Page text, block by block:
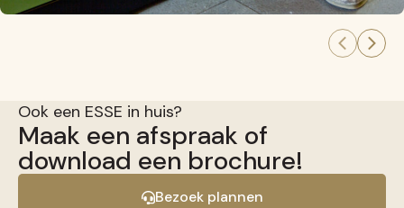
Ook een ESSE in huis?
Maak een afspraak of
download een brochure!
Bezoek plannen